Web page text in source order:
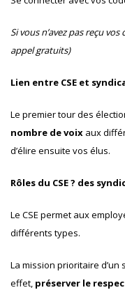
Si vous n’avez pas reçu
appel gratuits)
Lien entre CSE et
Le premier tour des
nombre de voix aux
d’élire ensuite vos élus.
Rôles du CSE ? des
Le CSE permet aux
différents types.
La mission prioritaire
effet, préserver le